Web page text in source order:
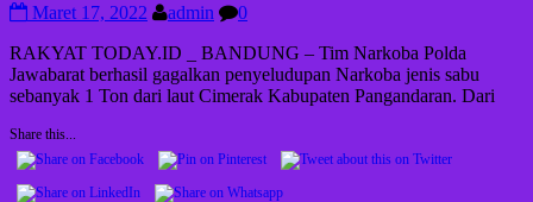
Maret 17, 2022 admin
0
RAKYAT TODAY.ID _ BANDUNG – Tim Narkoba Polda
Jawabarat berhasil gagalkan penyeludupan Narkoba jenis sabu
sebanyak 1 Ton dari laut Cimerak Kabupaten Pangandaran. Dari
Share this...